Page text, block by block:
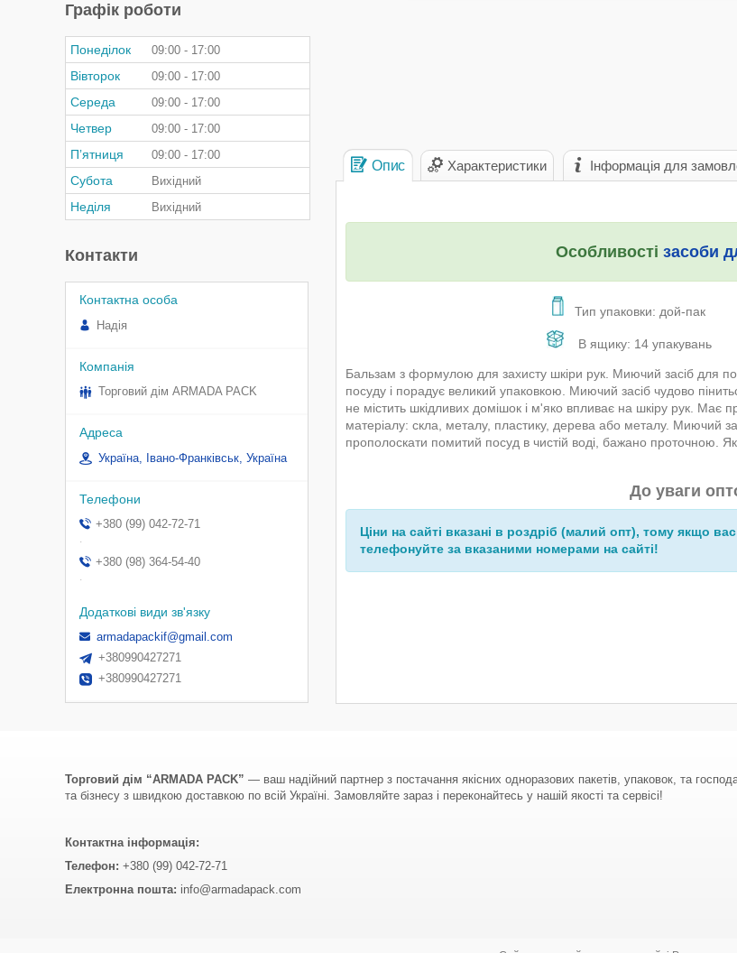
Опис Характеристики Інформація для
Особливості засоби
Тип упаковки: дой-пак
В ящику: 14 упакувань
Бальзам з формулою для захисту шкіри рук. Миючий засіб для
посуду і порадує великий упаковкою. Миючий засіб чудово
не містить шкідливих домішок і м'яко впливає на шкіру рук. Має
матеріалу: скла, металу, пластику, дерева або металу. Миючий
прополоскати помитий посуд в чистій воді, бажано проточною.
До уваги
Ціни на сайті вказані в роздріб (малий опт), тому якщо
телефонуйте за вказаними номерами на сайті!
Графік роботи
Понеділок 09:00 17:00
Вівторок 09:00 17:00
Середа 09:00 17:00
Четвер 09:00 17:00
Пʼятниця 09:00 17:00
Субота Вихідний
Неділя Вихідний
Контакти
Надія
Торговий дім ARMADA PACK
Україна, Івано-Франківськ, Україна
+380 (99) 042-72-71
.
+380 (98) 364-54-40
.
armadapackif@gmail.com
+380990427271
+380990427271
Торговий дім “ARMADA PACK” — ваш надійний партнер з постачання якісних одноразових пакетів, упаковок, та
та бізнесу з швидкою доставкою по всій Україні. Замовляйте зараз і переконайтесь у нашій якості та сервісі!
Контактна інформація:
Телефон: +380 (99) 042-72-71
Електронна пошта: info@armadapack.com